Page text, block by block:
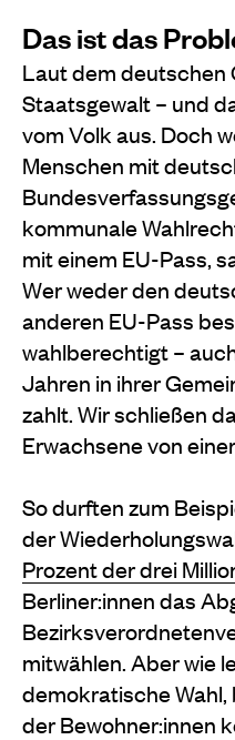
Das ist das
Laut dem deutschen
Staatsgewalt – und
vom Volk aus. Doch
Menschen mit
kommunale
mit einem EU-Pass,
Wer weder den
anderen EU-Pass
wahlberechtigt –
Jahren in ihrer
zahlt. Wir schließen
Erwachsene von
So durften zum
der
Prozent der drei
Berliner:innen das
mitwählen. Aber wie
demokratische
der Bewohner:innen